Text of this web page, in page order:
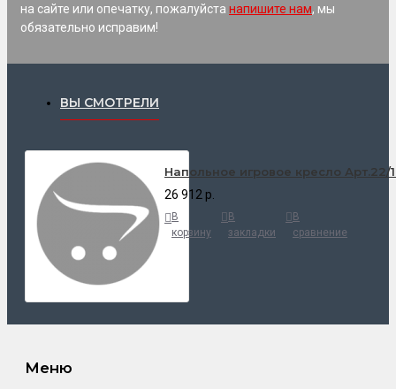
на сайте или опечатку, пожалуйста напишите нам, мы
обязательно исправим!
ВЫ СМОТРЕЛИ
Напольное игровое кресло Арт.22/
26 912 р.
В
корзину
В
закладки
В
сравнение
Меню